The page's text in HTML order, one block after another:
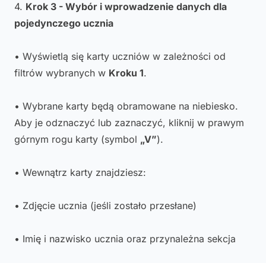
4. Krok 3 - Wybór i wprowadzenie danych dla
pojedynczego ucznia
• Wyświetlą się karty uczniów w zależności od
filtrów wybranych w Kroku 1.
• Wybrane karty będą obramowane na niebiesko.
Aby je odznaczyć lub zaznaczyć, kliknij w prawym
górnym rogu karty (symbol „V”).
• Wewnątrz karty znajdziesz:
• Zdjęcie ucznia (jeśli zostało przesłane)
• Imię i nazwisko ucznia oraz przynależna sekcja